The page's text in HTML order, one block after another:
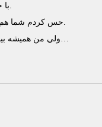
با خوندن اين سه جمله دلم لرزيد.
حس كردم شما هم با اينكه دورتون شلوغه تنهاييد.
ولي من هميشه بيدارم و چشمهام هميشه منتظر…